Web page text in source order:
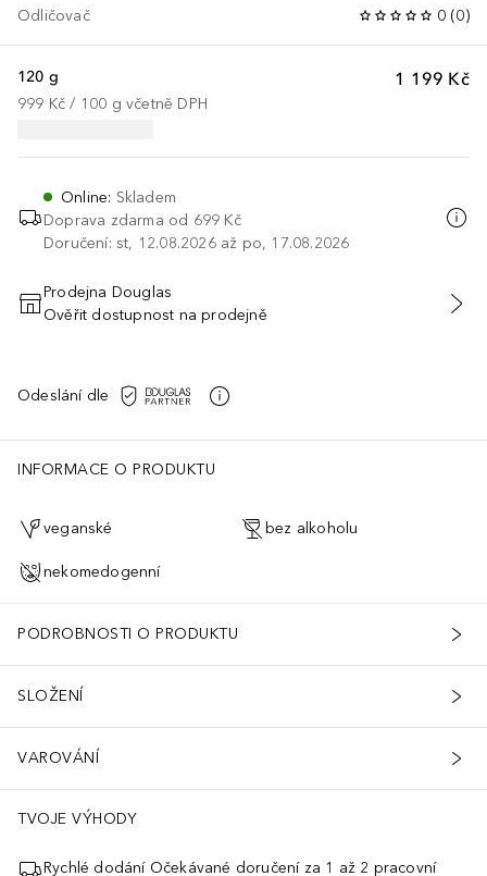
Odličovač 0 (0)
1 199 Kč
120 g
999 Kč / 100 g včetně DPH
Online: Skladem
Doprava zdarma od 699 Kč
Doručení: st, 12.08.2026 až po, 17.08.2026
PŘIDAT DO KOŠÍKU
Prodejna Douglas
Ověřit dostupnost na prodejně
Odeslání dle
INFORMACE O PRODUKTU
veganské bez alkoholu
nekomedogenní
PODROBNOSTI O PRODUKTU
SLOŽENÍ
VAROVÁNÍ
TVOJE VÝHODY
Rychlé dodání Očekávané doručení za 1 až 2 pracovní